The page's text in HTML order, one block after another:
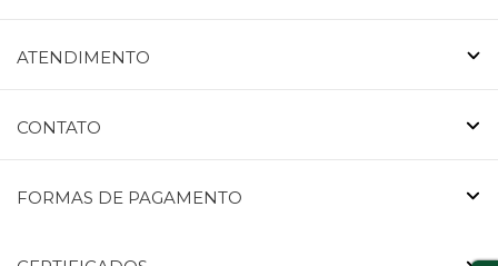
ATENDIMENTO
CONTATO
FORMAS DE PAGAMENTO